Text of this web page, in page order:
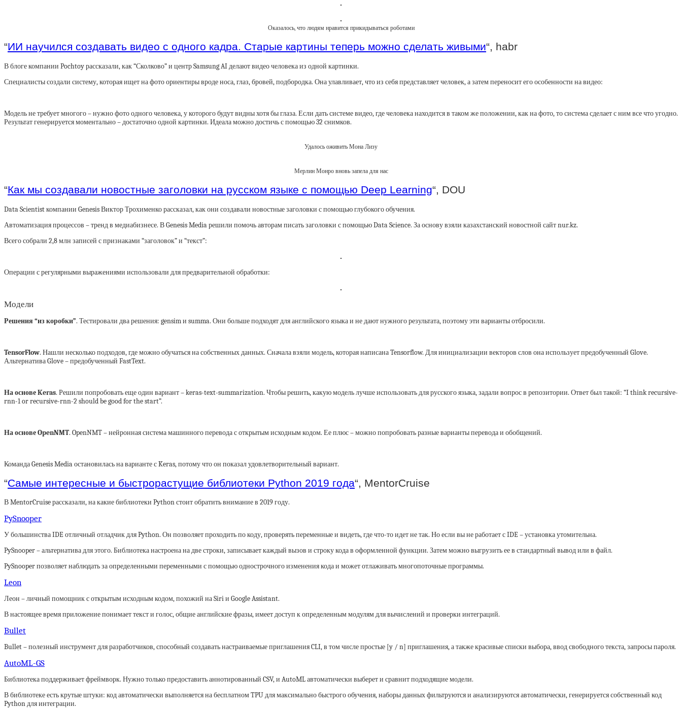
Оказалось, что людям нравится прикидываться роботами
“ИИ научился создавать видео с одного кадра. Старые картины теперь можно сделать живыми“, habr
В блоге компании Pochtoy рассказали, как “Сколково” и центр Samsung AI делают видео человека из одной картинки.
Специалисты создали систему, которая ищет на фото ориентиры вроде носа, глаз, бровей, подбородка. Она улавливает, что из себя представляет человек, а затем переносит его особенности на видео:
Модель не требует многого – нужно фото одного человека, у которого будут видны хотя бы глаза. Если дать системе видео, где человека находится в таком же положении, как на фото, то система сделает с ним все что угодно.
Результат генерируется моментально – достаточно одной картинки. Идеала можно достичь с помощью 32 снимков.
Удалось оживить Мона Лизу
Мерлин Монро вновь запела для нас
“Как мы создавали новостные заголовки на русском языке с помощью Deep Learning“, DOU
Data Scientist компании Genesis Виктор Трохименко рассказал, как они создавали новостные заголовки с помощью глубокого обучения.
Автоматизация процессов – тренд в медиабизнесе. В Genesis Media решили помочь авторам писать заголовки с помощью Data Science. За основу взяли казахстанский новостной сайт nur.kz.
Всего собрали 2,8 млн записей с признаками “заголовок” и “текст”:
Операции с регулярными выражениями использовали для предварительной обработки:
Модели
Решения “из коробки”. Тестировали два решения: gensim и summa. Они больше подходят для английского языка и не дают нужного результата, поэтому эти варианты отбросили.
TensorFlow. Нашли несколько подходов, где можно обучаться на собственных данных. Сначала взяли модель, которая написана Tensorflow. Для инициализации векторов слов она использует предобученный Glove.
Альтернатива Glove – предобученный FastText.
На основе Keras. Решили попробовать еще один вариант – keras-text-summarization. Чтобы решить, какую модель лучше использовать для русского языка, задали вопрос в репозитории. Ответ был такой: “I think recursive-
rnn-1 or recursive-rnn-2 should be good for the start”.
На основе OpenNMT. OpenNMT – нейронная система машинного перевода с открытым исходным кодом. Ее плюс – можно попробовать разные варианты перевода и обобщений.
Команда Genesis Media остановилась на варианте с Keras, потому что он показал удовлетворительный вариант.
“Самые интересные и быстрорастущие библиотеки Python 2019 года“, MentorCruise
В MentorCruise рассказали, на какие библиотеки Python стоит обратить внимание в 2019 году.
PySnooper
У большинства IDE отличный отладчик для Python. Он позволяет проходить по коду, проверять переменные и видеть, где что-то идет не так. Но если вы не работает с IDE – установка утомительна.
PySnooper – альтернатива для этого. Библиотека настроена на две строки, записывает каждый вызов и строку кода в оформленной функции. Затем можно выгрузить ее в стандартный вывод или в файл.
PySnooper позволяет наблюдать за определенными переменными с помощью однострочного изменения кода и может отлаживать многопоточные программы.
Leon
Леон – личный помощник с открытым исходным кодом, похожий на Siri и Google Assistant.
В настоящее время приложение понимает текст и голос, общие английские фразы, имеет доступ к определенным модулям для вычислений и проверки интеграций.
Bullet
Bullet – полезный инструмент для разработчиков, способный создавать настраиваемые приглашения CLI, в том числе простые [y / n] приглашения, а также красивые списки выбора, ввод свободного текста, запросы пароля.
AutoML-GS
Библиотека поддерживает фреймворк. Нужно только предоставить аннотированный CSV, и AutoML автоматически выберет и сравнит подходящие модели.
В библиотеке есть крутые штуки: код автоматически выполняется на бесплатном TPU для максимально быстрого обучения, наборы данных фильтруются и анализируются автоматически, генерируется собственный код
Python для интеграции.